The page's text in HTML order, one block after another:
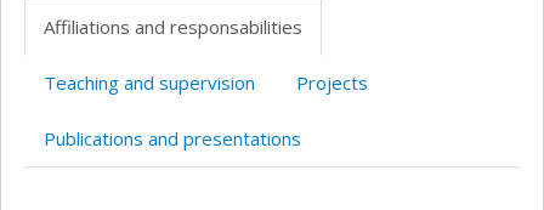
professionnelle
(faculté,département,école)
Affiliations and responsabilities
Teaching and supervision Projects
Publications and presentations